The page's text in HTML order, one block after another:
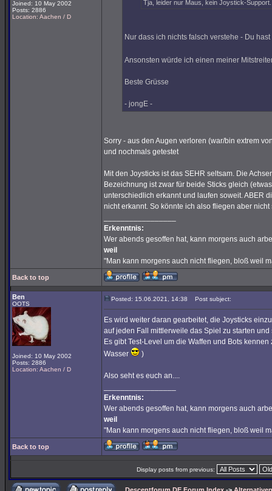
Joined: 10 May 2002
Posts: 2886
Location: Aachen / D
Tja, leider nur Maus, kein Joystick-
Nur dass ich nichts falsch verstehe - Du
Ansonsten würde ich einen meiner
Beste Grüsse
- jongE -
Sorry - aus den Augen verloren (war/bin extrem
und nochmals getestet
Mit den Joysticks ist das SEHR seltsam. Die
Bezeichnung ist zwar für beide Sticks gleich
unterschiedlich erkannt und laufen soweit. ABER
nicht erkannt. So könnte ich also fliegen aber nicht
Erkenntnis:
Wer abends gesoffen hat, kann morgens auch
weil
"Man kann morgens auch nicht fliegen, bloß weil
Back to top
Ben
OOTS
Joined: 10 May 2002
Posts: 2886
Location: Aachen / D
Posted: 15.06.2021, 14:38 Post subject:
Es wird weiter daran gearbeitet, die Joysticks
auf jeden Fall mittlerweile das Spiel zu starten und
Es gibt Test-Level um die Waffen und Bots
Wasser
)
Also seht es euch an....
Erkenntnis:
Wer abends gesoffen hat, kann morgens auch
weil
"Man kann morgens auch nicht fliegen, bloß weil
Back to top
Display posts from previous: